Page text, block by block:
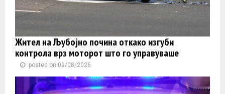
Жител на Љубојно почина откако изгуби
контролa врз моторот што го управуваше
posted on 09/08/2026